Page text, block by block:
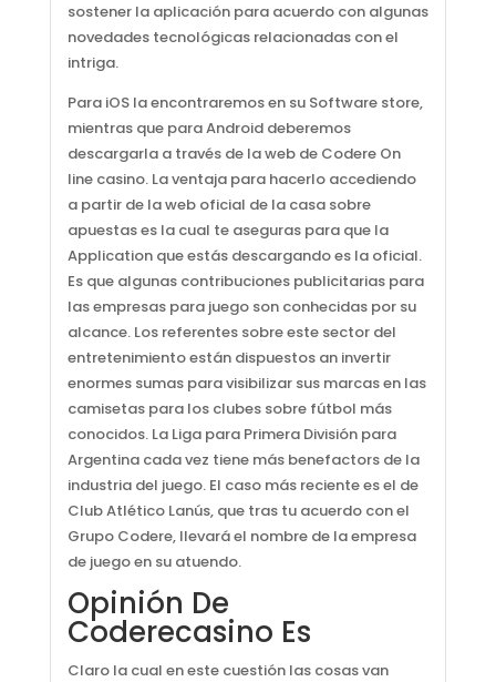
sostener la aplicación para acuerdo con algunas
novedades tecnológicas relacionadas con el
intriga.
Para iOS la encontraremos en su Software store,
mientras que para Android deberemos
descargarla a través de la web de Codere On
line casino. La ventaja para hacerlo accediendo
a partir de la web oficial de la casa sobre
apuestas es la cual te aseguras para que la
Application que estás descargando es la oficial.
Es que algunas contribuciones publicitarias para
las empresas para juego son conhecidas por su
alcance. Los referentes sobre este sector del
entretenimiento están dispuestos an invertir
enormes sumas para visibilizar sus marcas en las
camisetas para los clubes sobre fútbol más
conocidos. La Liga para Primera División para
Argentina cada vez tiene más benefactors de la
industria del juego. El caso más reciente es el de
Club Atlético Lanús, que tras tu acuerdo con el
Grupo Codere, llevará el nombre de la empresa
de juego en su atuendo.
Opinión De
Coderecasino Es
Claro la cual en este cuestión las cosas van